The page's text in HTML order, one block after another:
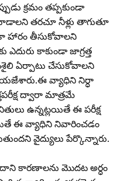
క్రమం తప్పకుండా
తరచూ నీళ్లు తాగుతూ
హారం తీసుకోవాలని
కాకుండా జాగ్రత్త
ఏర్పాటు చేసుకోవాలని
వ్యాధిని నిర్ధా
ద్వారా మాత్రమే
ఉన్నట్లయితే ఈ పరీక్ష
ఈ వ్యాధిని నివారించడం
వైద్యులు పేర్కొన్నారు.
కారణాలను మొదట అర్ధం